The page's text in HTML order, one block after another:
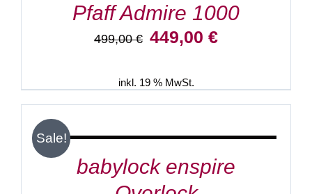
Pfaff Admire 1000
499,00€ Ursprünglicher
499,00 €
449,00 €Aktueller
inkl. 19 % MwSt.
Sale!
IN
babylock enspire